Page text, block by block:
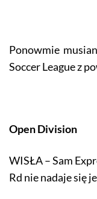
Ponowmie
Soccer League z
Open Division
WISŁA – Sam
Rd nie nadaje się